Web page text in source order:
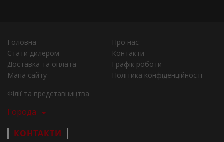
Головна
Про нас
Стати дилером
Контакти
Доставка та оплата
Графік роботи
Мапа сайту
Політика конфіденційності
Філії та представництва
Города
КОНТАКТИ